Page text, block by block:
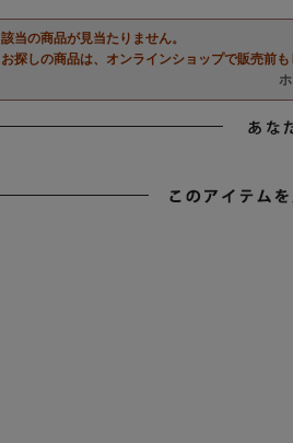
該当の商品が見当たりません。
お探しの商品は、オンラインショップで販売前も